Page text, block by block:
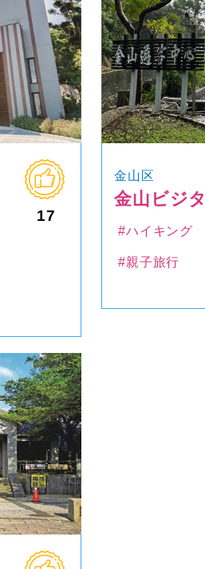
17
金山区
金山ビジ
#ハイキング
#親子旅行